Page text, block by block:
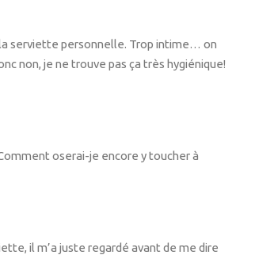
serviette personnelle. Trop intime… on
non, je ne trouve pas ça très hygiénique!
oserai-je encore y toucher à
il m’a juste regardé avant de me dire